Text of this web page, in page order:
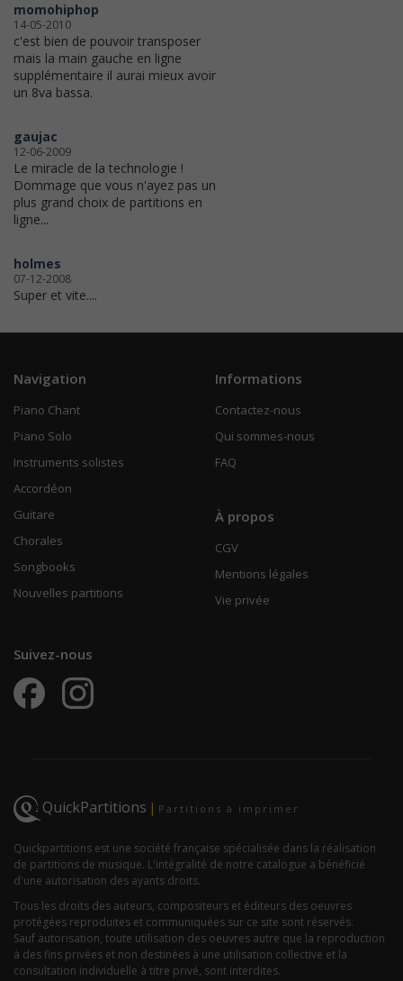
momohiphop
14-05-2010
c'est bien de pouvoir transposer
mais la main gauche en ligne
supplémentaire il aurai mieux avoir
un 8va bassa.
gaujac
12-06-2009
Le miracle de la technologie !
Dommage que vous n'ayez pas un
plus grand choix de partitions en
ligne...
holmes
07-12-2008
Super et vite....
Navigation
Piano Chant
Piano Solo
Instruments solistes
Accordéon
Guitare
Chorales
Songbooks
Nouvelles partitions
Informations
Contactez-nous
Qui sommes-nous
FAQ
À propos
CGV
Mentions légales
Vie privée
Suivez-nous
QuickPartitions | Partitions à imprimer
Quickpartitions est une société française spécialisée dans la réalisation
de partitions de musique. L'intégralité de notre catalogue a bénéficié
d'une autorisation des ayants droits.
Tous les droits des auteurs, compositeurs et éditeurs des oeuvres
protégées reproduites et communiquées sur ce site sont réservés.
Sauf autorisation, toute utilisation des oeuvres autre que la reproduction
à des fins privées et non destinées à une utilisation collective et la
consultation individuelle à titre privé, sont interdites.